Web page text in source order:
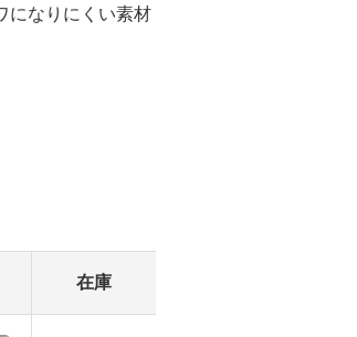
になりにくい素材
在庫